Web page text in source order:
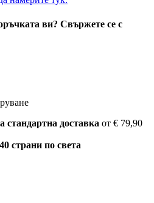
ви? Свържете се с
стандартна доставка от € 79,90
страни по света